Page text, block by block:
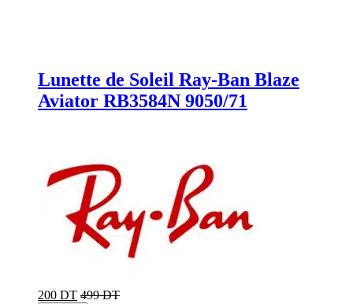
Lunette de Soleil Ray-Ban Blaze
Aviator RB3584N 9050/71
200 DT 499 DT